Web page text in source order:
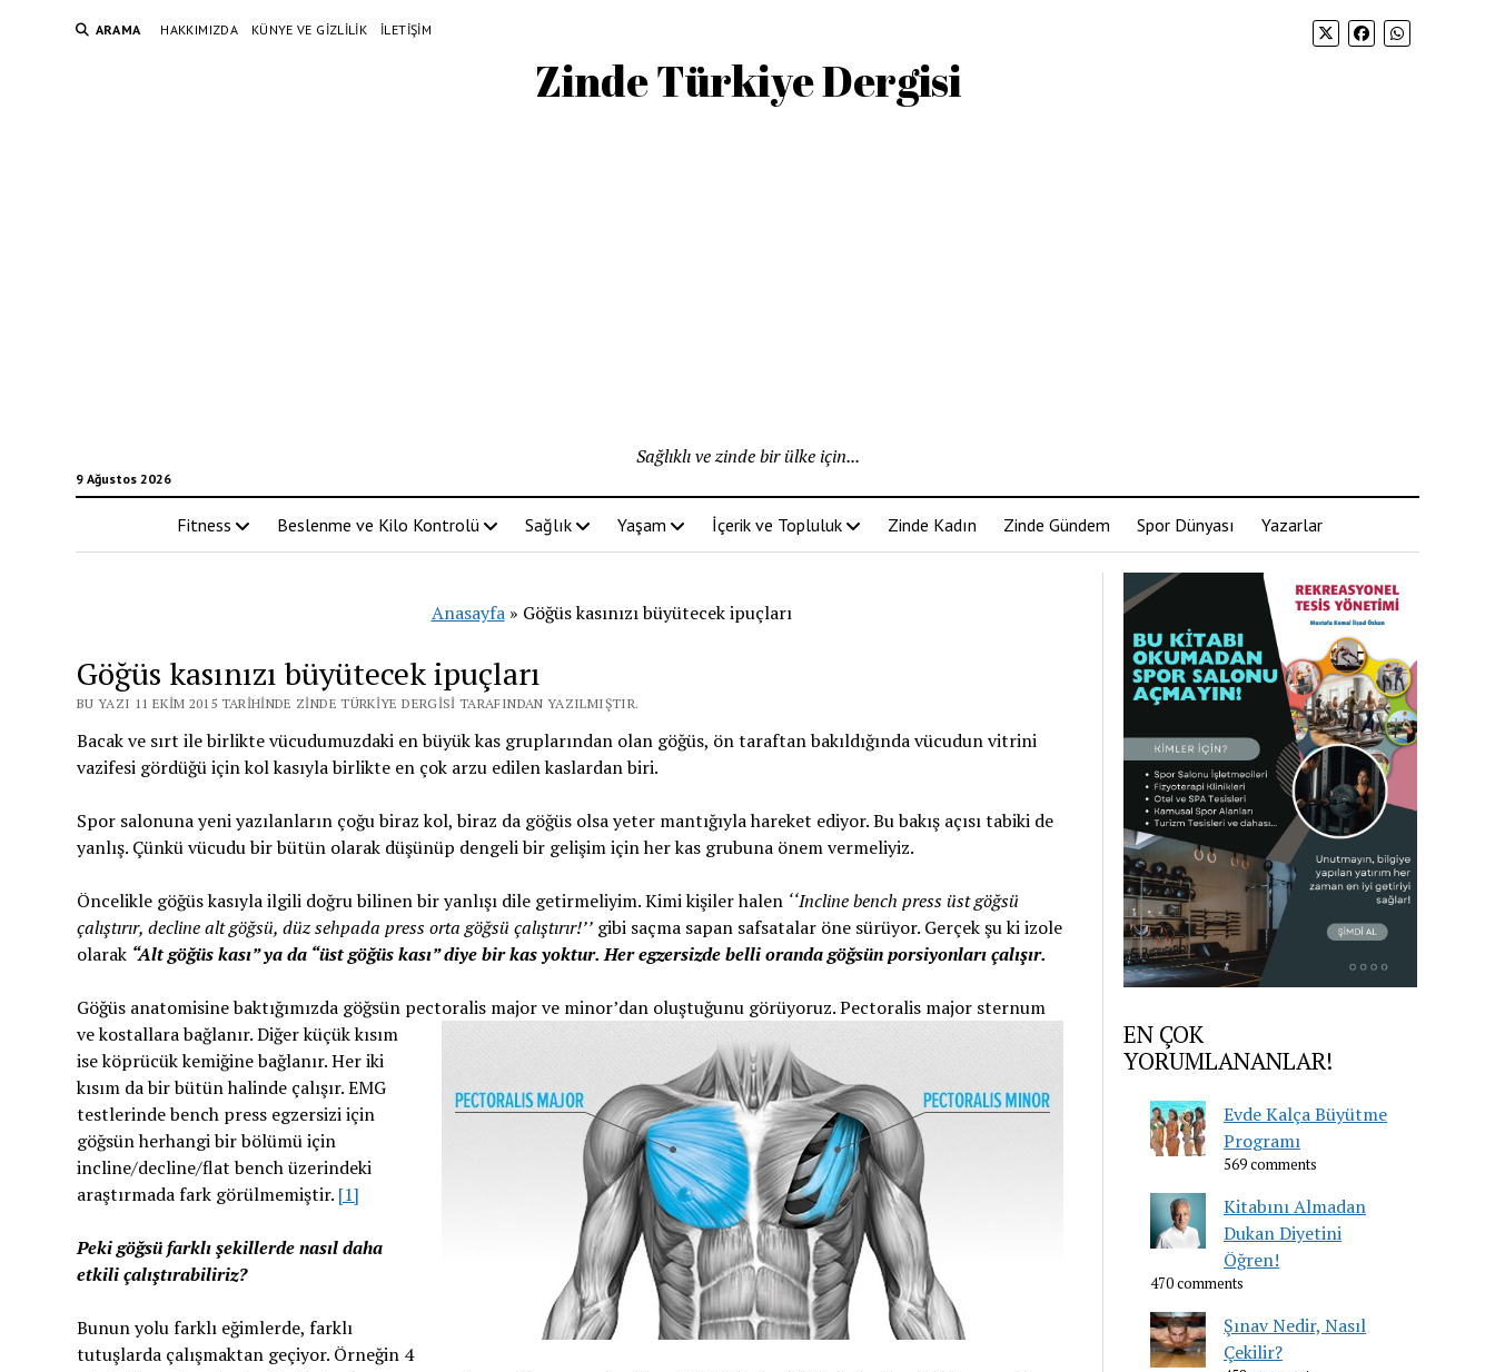
ARAMA HAKKIMIZDA KÜNYE VE GIZLILIK İLETIŞIM
Zinde Türkiye Dergisi
9 Ağustos 2026
Sağlıklı ve zinde bir ülke için...
Fitness Beslenme ve Kilo Kontrolü Sağlık Yaşam İçerik ve Topluluk Zinde Kadın Zinde Gündem Spor Dünyası Yazarlar
Anasayfa» Göğüs kasınızı büyütecek ipuçları
Göğüs kasınızı büyütecek ipuçları
BU YAZI 11 EKIM 2015 TARIHINDE ZINDE TÜRKIYE DERGISI TARAFINDAN YAZILMIŞTIR.
Bacak ve sırt ile birlikte vücudumuzdaki en büyük kas gruplarından olan göğüs, ön taraftan bakıldığında vücudun vitrini
vazifesi gördüğü için kol kasıyla birlikte en çok arzu edilen kaslardan biri.
Spor salonuna yeni yazılanların çoğu biraz kol, biraz da göğüs olsa yeter mantığıyla hareket ediyor. Bu bakış açısı tabiki de
yanlış. Çünkü vücudu bir bütün olarak düşünüp dengeli bir gelişim için her kas grubuna önem vermeliyiz.
Öncelikle göğüs kasıyla ilgili doğru bilinen bir yanlışı dile getirmeliyim. Kimi kişiler halen ‘‘Incline bench press üst göğsü
çalıştırır, decline alt göğsü, düz sehpada press orta göğsü çalıştırır!’’gibi saçma sapan safsatalar öne sürüyor. Gerçek şu ki izole
olarak “Alt göğüs kası” ya da “üst göğüs kası” diye bir kas yoktur. Her egzersizde belli oranda göğsün porsiyonları çalışır.
Göğüs anatomisine baktığımızda göğsün pectoralis major ve minor’dan oluştuğunu görüyoruz.Pectoralis major sternum
ve kostallara bağlanır. Diğer küçük kısım
ise köprücük kemiğine bağlanır. Her iki
kısım da bir bütün halinde çalışır. EMG
testlerinde bench press egzersizi için
göğsün herhangi bir bölümü için
incline/decline/flat bench üzerindeki
araştırmada fark görülmemiştir. [1]
Peki göğsü farklı şekillerde nasıl daha
etkili çalıştırabiliriz?
Bunun yolu farklı eğimlerde, farklı
tutuşlarda çalışmaktan geçiyor. Örneğin 4
EN ÇOK
YORUMLANANLAR!
Evde Kalça Büyütme
Programı
569 comments
Kitabını Almadan
Dukan Diyetini
Öğren!
470 comments
Şınav Nedir, Nasıl
Çekilir?